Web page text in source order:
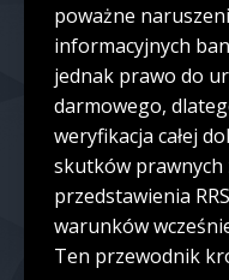
poważne
informacyjnych
jednak prawo do
darmowego,
weryfikacja całej
skutków prawnych
przedstawienia
warunków
Ten przewodnik